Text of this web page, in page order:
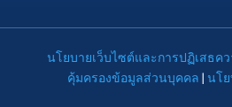
นโยบายเว็บไซต์และการปฏิเสธค
คุ้มครองข้อมูลส่วนบุคคล|นโ